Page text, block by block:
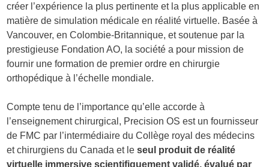
créer l’expérience la plus pertinente et la plus applicable en
matière de simulation médicale en réalité virtuelle. Basée à
Vancouver, en Colombie-Britannique, et soutenue par la
prestigieuse Fondation AO, la société a pour mission de
fournir une formation de premier ordre en chirurgie
orthopédique à l’échelle mondiale.
Compte tenu de l’importance qu’elle accorde à
l’enseignement chirurgical, Precision OS est un fournisseur
de FMC par l’intermédiaire du Collège royal des médecins
et chirurgiens du Canada et leseul produit de réalité
virtuelle immersive scientifiquement validé, évalué par